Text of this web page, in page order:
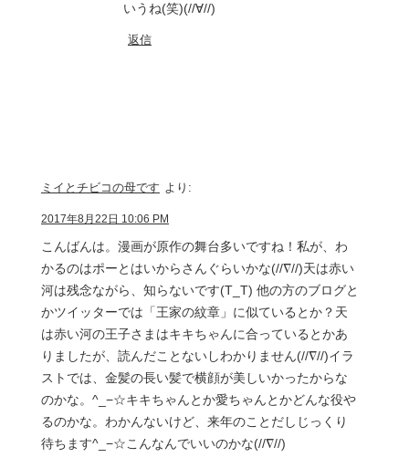
いうね(笑)(//∀//)
返信
ミイとチビコの母です より:
2017年8月22日 10:06 PM
こんばんは。漫画が原作の舞台多いですね！私が、わ
かるのはポーとはいからさんぐらいかな(//∇//)天は赤い
河は残念ながら、知らないです(T_T) 他の方のブログと
かツイッターでは「王家の紋章」に似ているとか？天
は赤い河の王子さまはキキちゃんに合っているとかあ
りましたが、読んだことないしわかりません(//∇//)イラ
ストでは、金髪の長い髪で横顔が美しいかったからな
のかな。^_−☆キキちゃんとか愛ちゃんとかどんな役や
るのかな。わかんないけど、来年のことだしじっくり
待ちます^_−☆こんなんでいいのかな(//∇//)